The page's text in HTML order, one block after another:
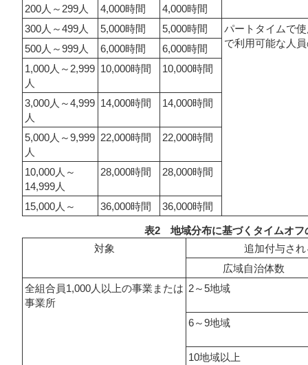
200人～299人
4,000時間
4,000時間
300人～499人
5,000時間 5,000時間
パートタイムで
で利用可能な人
500人～999人 6,000時間
6,000時間
1,000人～2,999
人
10,000時間 10,000時間
3,000人～4,999
人
14,000時間 14,000時間
5,000人～9,999
人
22,000時間 22,000時間
10,000人～
14,999人
28,000時間 28,000時間
15,000人～ 36,000時間 36,000時間
表2 地域分布に基づくタイムオフ
対象
追加付与さ
広域自治体数
全組合員1,000人以上の事業または
事業所
2～5地域
6～9地域
10地域以上